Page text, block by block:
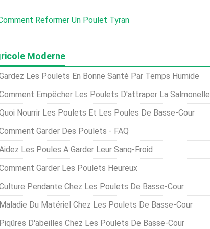
Reformer Un Poulet Tyran
Moderne
Les Poulets En Bonne Santé Par Temps Humide
Empêcher Les Poulets D'attraper La Salmonelle
Nourrir Les Poulets Et Les Poules De Basse-Cour
Garder Des Poulets - FAQ
Les Poules À Garder Leur Sang-Froid
Garder Les Poulets Heureux
Pendante Chez Les Poulets De Basse-Cour
Maladie Du Matériel Chez Les Poulets De Basse-Cour
Piqûres D'abeilles Chez Les Poulets De Basse-Cour